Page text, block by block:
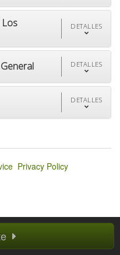
Los DETALLES
DETALLES
DETALLES
Privacy Policy